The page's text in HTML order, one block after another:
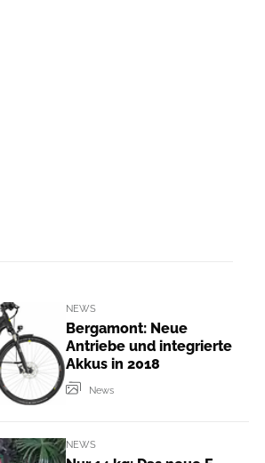
NEWS
Bergamont: Neue
Antriebe und integrierte
Akkus in 2018
News
NEWS